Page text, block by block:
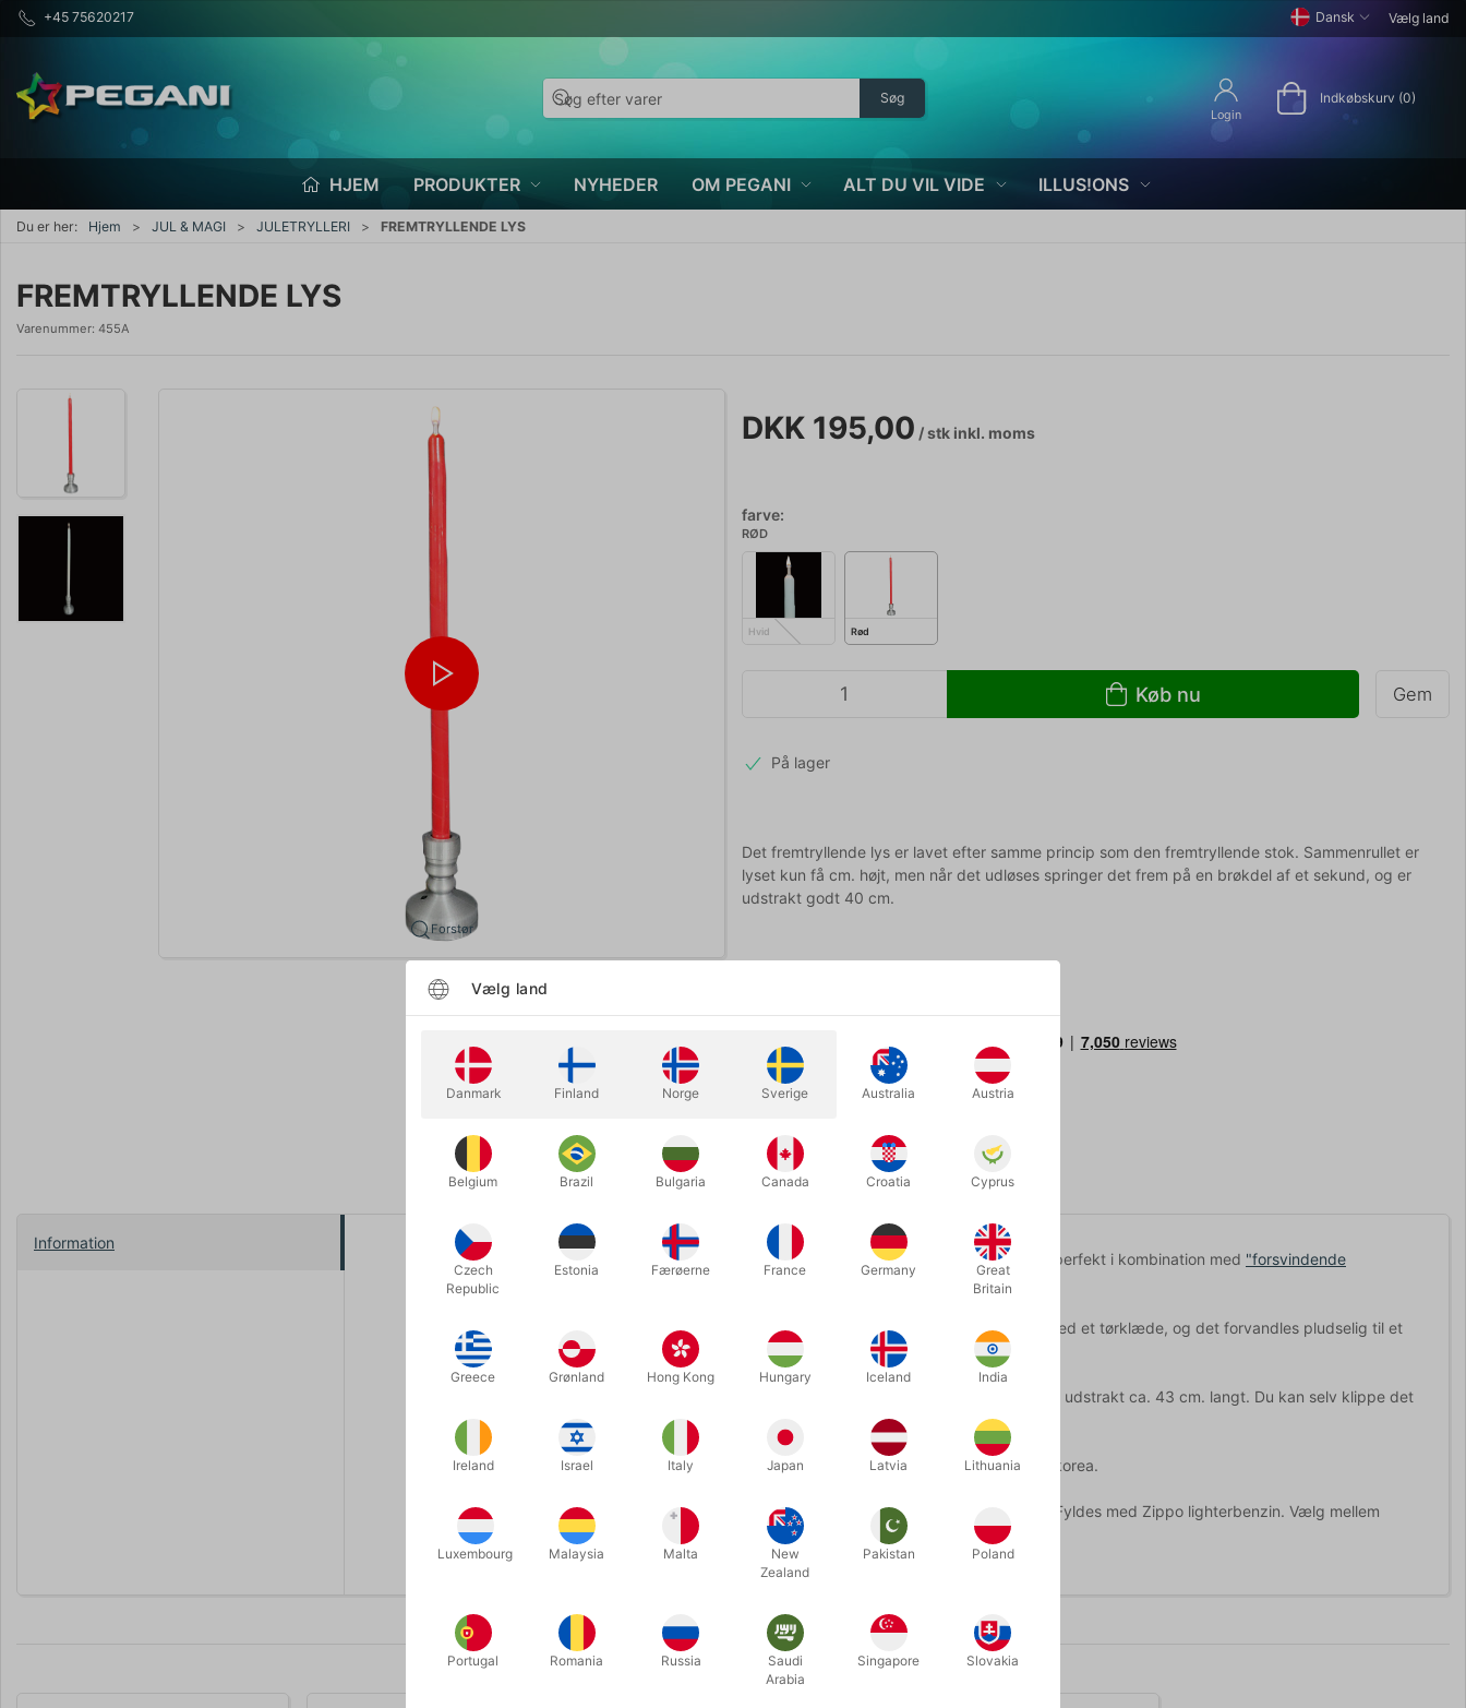
+45 75620217 Dansk Vælg land
Søg
Login
Indkøbskurv (0)
HJEM PRODUKTER NYHEDER OM PEGANI ALT DU VIL VIDE ILLUS!ONS
Du er her: Hjem JUL & MAGI JULETRYLLERI FREMTRYLLENDE LYS
FREMTRYLLENDE LYS
Varenummer: 455A
Forstør
DKK 195,00 / stkinkl. moms
farve:
RØD
Hvid Rød
Køb nu Gem
På lager
Det fremtryllende lys er lavet efter samme princip som den fremtryllende stok. Sammenrullet er
lyset kun få cm. højt, men når det udløses springer det frem på en brøkdel af et sekund, og er
udstrakt godt 40 cm.
Mere information
Information
Det fremtryllende lys er lavet efter samme princip som den fremtryllende stok. Det passer perfekt i kombination med "forsvindende
stearinlys".
Stræk armen ud, og i ét nu står du med et lys i hånden, som straks kan tændes. Eller vift med et tørklæde, og det forvandles pludselig til et
stort stearinlys.
Sammenrullet er lysene kun få cm. høje, de springer frem på en brøkdel af et sekund, og er udstrakt ca. 43 cm. langt. Du kan selv klippe det
kortere, hvis du ønsker det.
I sin tid opfundet af Fantasio fra Argentina. Nu fremstillet i god kvalitet ved JL Magic i Sydkorea.
Vægen kan skiftes hvis det bliver nødvendigt. Den brænder som en lille petroleumslampe. Fyldes med Zippo lighterbenzin. Vælg mellem
farverne rød og hvid.
Relaterede produkter
Vælg land
Danmark Finland Norge Sverige Australia Austria
Belgium Brazil Bulgaria Canada Croatia Cyprus
Czech
Republic
Estonia Færøerne France Germany
Great
Britain
Greece Grønland Hong Kong Hungary Iceland India
Ireland Israel Italy Japan Latvia Lithuania
Luxembourg Malaysia Malta
New
Zealand
Pakistan Poland
Portugal Romania Russia
Saudi
Arabia
Singapore Slovakia